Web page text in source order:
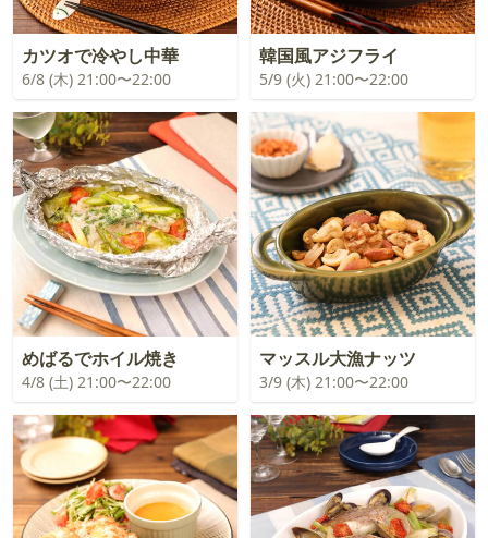
カツオで冷やし中華
6/8 (木) 21:00〜22:00
韓国風アジフライ
5/9 (火) 21:00〜22:00
めばるでホイル焼き
4/8 (土) 21:00〜22:00
マッスル大漁ナッツ
3/9 (木) 21:00〜22:00